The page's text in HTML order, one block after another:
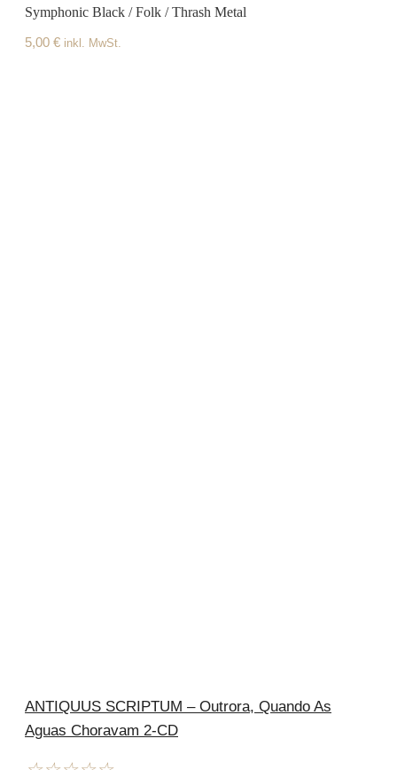
Symphonic Black / Folk / Thrash Metal
5,00 € inkl. MwSt.
ANTIQUUS SCRIPTUM – Outrora, Quando As
Aguas Choravam 2-CD